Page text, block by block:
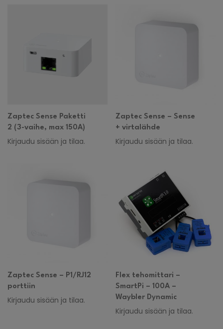
Zaptec Sense Paketti
2 (3-vaihe, max 150A)
Kirjaudu sisään ja tilaa.
Zaptec Sense – Sense
+ virtalähde
Kirjaudu sisään ja tilaa.
Zaptec Sense – P1/RJ12
porttiin
Kirjaudu sisään ja tilaa.
Flex tehomittari –
SmartPi – 100A –
Waybler Dynamic
Kirjaudu sisään ja tilaa.